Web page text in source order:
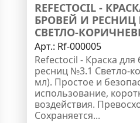
REFECTOCIL -
БРОВЕЙ И РЕСНИЦ
СВЕТЛО-
Арт.: Rf-000005
Refectocil - Краска для
ресниц №3.1 Светло-
мл). Простое и
использование,
воздействия.
Сохраняется...